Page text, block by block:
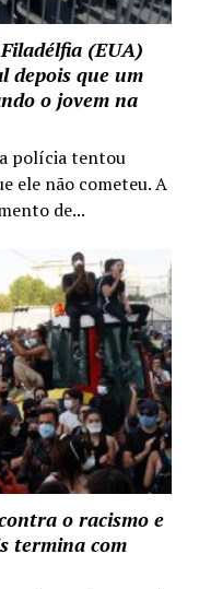
(EUA)
depois que um
o jovem na
a polícia tentou
ele não cometeu. A
de...
o racismo e
termina com